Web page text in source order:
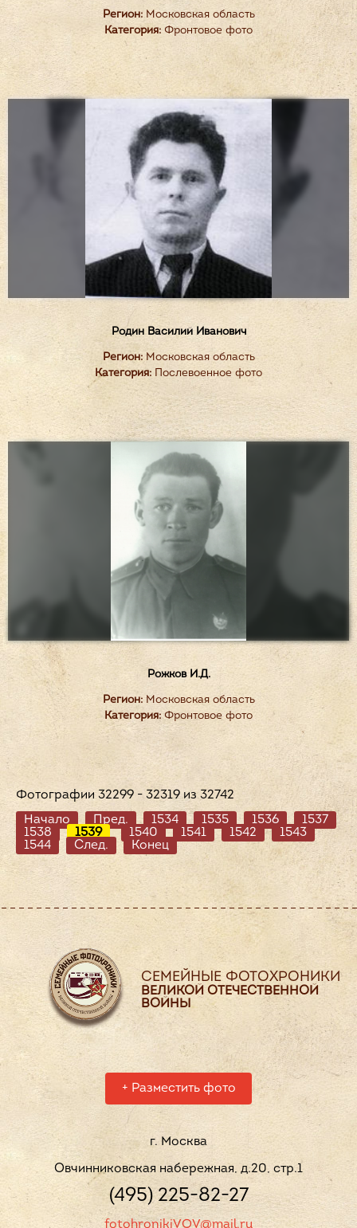
Регион:Московская область
Категория: Фронтовое фото
Родин Василий Иванович
Регион:Московская область
Категория: Послевоенное фото
Рожков И.Д.
Регион:Московская область
Категория:Фронтовое фото
Фотографии 32299 - 32319 из 32742
Начало
Пред. 1534 1535 1536
1537
1538
1539 1540 1541 1542
1543
1544
След. Конец
СЕМЕЙНЫЕ ФОТОХРОНИКИ
ВЕЛИКОЙ ОТЕЧЕСТВЕННОЙ
ВОЙНЫ
+ Разместить фото
г. Москва
Овчинниковская набережная, д.20, стр.1
(495) 225-82-27
fotohronikiVOV@mail.ru